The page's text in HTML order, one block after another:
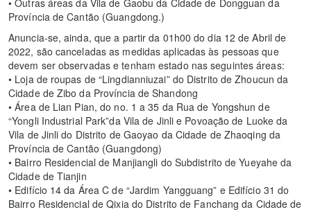
• Outras áreas da Vila de Gaobu da Cidade de Dongguan da
Província de Cantão (Guangdong.)
Anuncia-se, ainda, que a partir da 01h00 do dia 12 de Abril de
2022, são canceladas as medidas aplicadas às pessoas que
devem ser observadas e tenham estado nas seguintes áreas:
• Loja de roupas de “Lingdianniuzai” do Distrito de Zhoucun da
Cidade de Zibo da Província de Shandong
• Área de Lian Pian, do no. 1 a 35 da Rua de Yongshun de
“Yongli Industrial Park”da Vila de Jinli e Povoação de Luoke da
Vila de Jinli do Distrito de Gaoyao da Cidade de Zhaoqing da
Província de Cantão (Guangdong)
• Bairro Residencial de Manjiangli do Subdistrito de Yueyahe da
Cidade de Tianjin
• Edifício 14 da Área C de “Jardim Yangguang” e Edifício 31 do
Bairro Residencial de Qixia do Distrito de Fanchang da Cidade de